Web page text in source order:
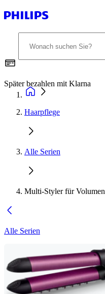
Später bezahlen mit Klarna
Haarpflege
Alle Serien
Multi-Styler für Volumen
Alle Serien